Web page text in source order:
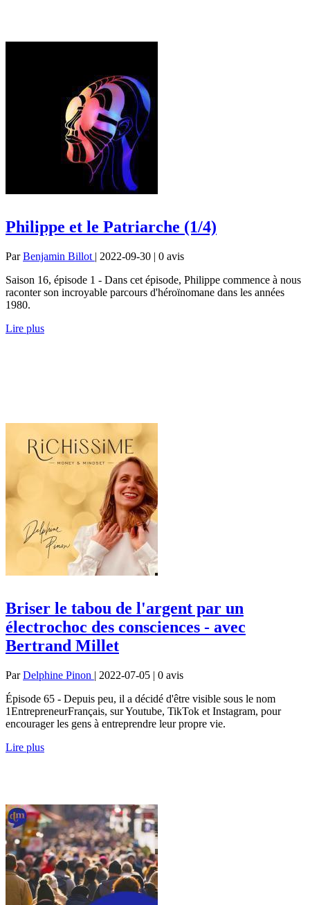
Philippe et le Patriarche (1/4)
ParBenjamin Billot | 2022-09-30 | 0 avis
Saison 16, épisode 1 - Dans cet épisode, Philippe commence à nous
raconter son incroyable parcours d'héroïnomane dans les années
1980.
Lire plus
Briser le tabou de l'argent par un
électrochoc des consciences - avec
Bertrand Millet
ParDelphine Pinon | 2022-07-05 | 0 avis
Épisode 65 - Depuis peu, il a décidé d'être visible sous le nom
1EntrepreneurFrançais, sur Youtube, TikTok et Instagram, pour
encourager les gens à entreprendre leur propre vie.
Lire plus